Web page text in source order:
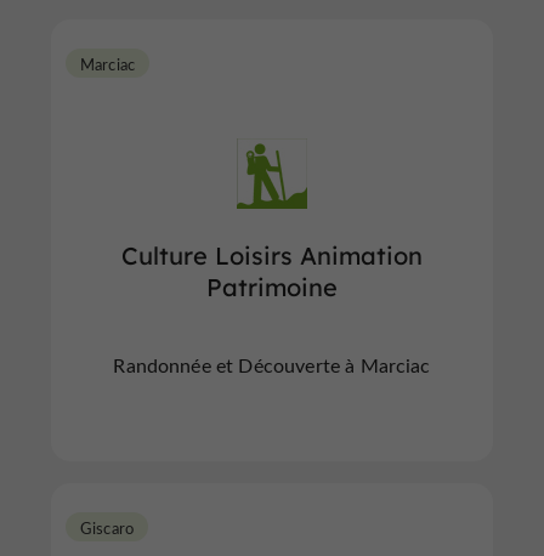
Culture Loisirs Animation
Patrimoine
Marciac
Randonnée et Découverte à Marciac
Giscaro